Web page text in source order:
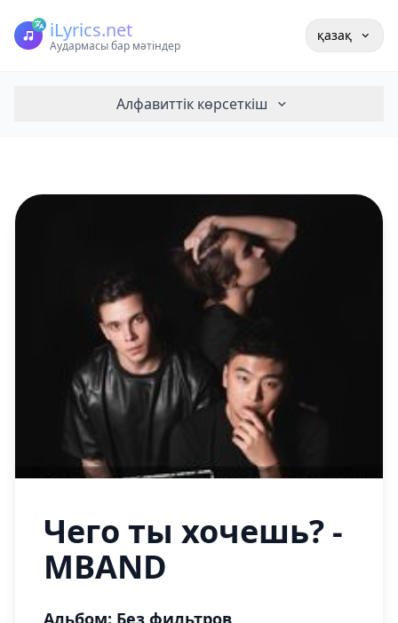
iLyrics.net
Аудармасы бар мәтіндер
қазақ
Алфавиттік көрсеткіш
Чего ты хочешь? -
MBAND
Альбом: Без фильтров